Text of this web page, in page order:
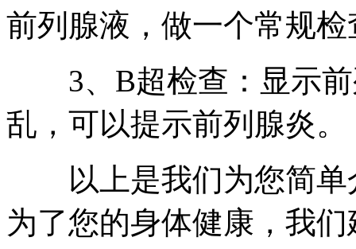
前列腺液，做一个常规检
3、B超检查：显示前
乱，可以提示前列腺炎。
以上是我们为您简单
为了您的身体健康，我